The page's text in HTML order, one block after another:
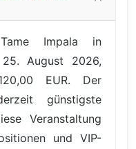
Impala in
August 2026,
EUR. Der
günstigste
Veranstaltung
und VIP-